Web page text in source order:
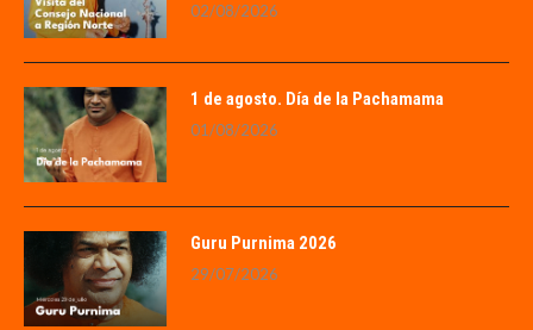
02/08/2026
1 de agosto. Día de la Pachamama
01/08/2026
Guru Purnima 2026
29/07/2026